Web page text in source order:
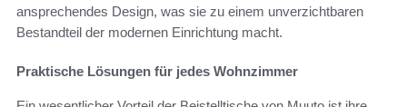
ansprechendes Design, was sie zu einem unverzichtbaren
Bestandteil der modernen Einrichtung macht.
Praktische Lösungen für jedes Wohnzimmer